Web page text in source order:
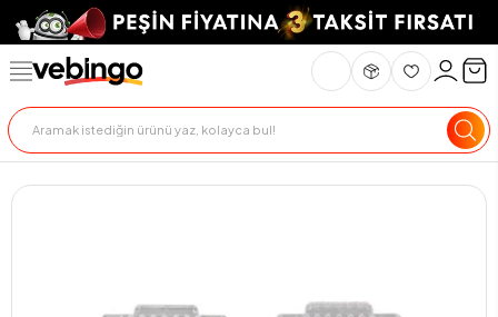
Genel Bakış Ürün Açıklaması Teknik Özellikler Teslimat Ve İade